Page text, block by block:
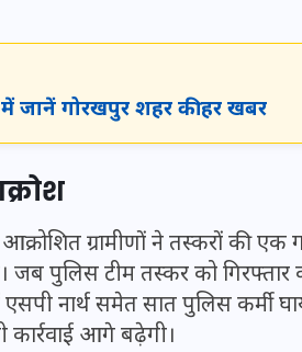
जानें गोरखपुर शहर की हर खबर
ग्रामीणों ने तस्करों की
जब पुलिस टीम तस्कर को गिरफ्तार
एसपी नार्थ समेत सात पुलिस
कार्रवाई आगे बढ़ेगी।
जिस कमरे में
के बीते 4 साल,
हुए बृजभूषण
तपकर बना सोना